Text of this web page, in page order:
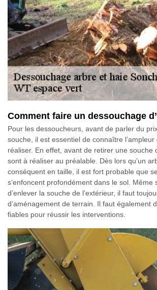
Comment faire un dessouchage
Pour les dessoucheurs, avant de parler du
souche, il est essentiel de connaître l’ampleur
réaliser. En effet, avant de retirer une souche
sont à réaliser au préalable. Dès lors qu’un
conséquent en taille, il est fort probable que
s’enfoncent profondément dans le sol. Même
d’enlever la souche de l’extérieur, il faut
d’aménagement de terrain. Il faut également
fiables pour réussir les interventions.